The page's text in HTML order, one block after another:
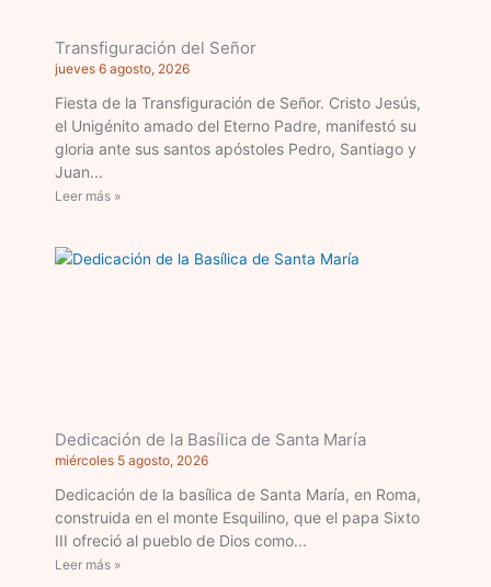
Transfiguración del Señor
jueves 6 agosto, 2026
Fiesta de la Transfiguración de Señor. Cristo Jesús,
el Unigénito amado del Eterno Padre, manifestó su
gloria ante sus santos apóstoles Pedro, Santiago y
Juan
Leer más »
Dedicación de la Basílica de Santa María
miércoles 5 agosto, 2026
Dedicación de la basílica de Santa María, en Roma,
construida en el monte Esquilino, que el papa Sixto
III ofreció al pueblo de Dios como
Leer más »